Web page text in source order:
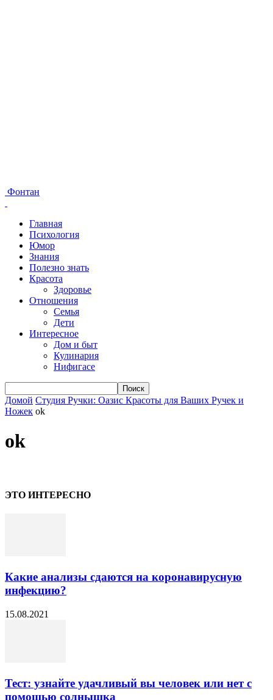
Фонтан
Главная
Психология
Юмор
Знания
Полезно знать
Красота
Здоровье
Отношения
Семья
Дети
Интересное
Дом и быт
Кулинария
Нифигасе
Домой Студия Ручки: Оазис Красоты для Ваших Ручек и
Ножек ok
ok
ЭТО ИНТЕРЕСНО
Какие анализы сдаются на коронавирусную
инфекцию?
15.08.2021
Тест: узнайте удачливый вы человек или нет с
помощью солнышка